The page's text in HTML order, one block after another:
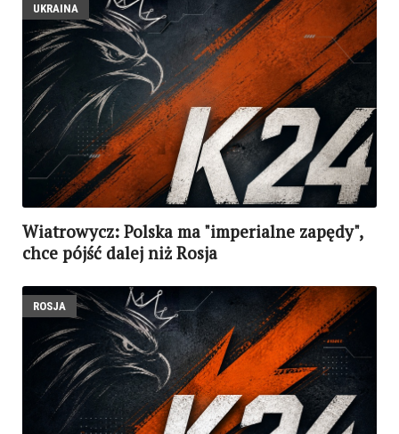
UKRAINA
Wiatrowycz: Polska ma "imperialne zapędy",
chce pójść dalej niż Rosja
ROSJA